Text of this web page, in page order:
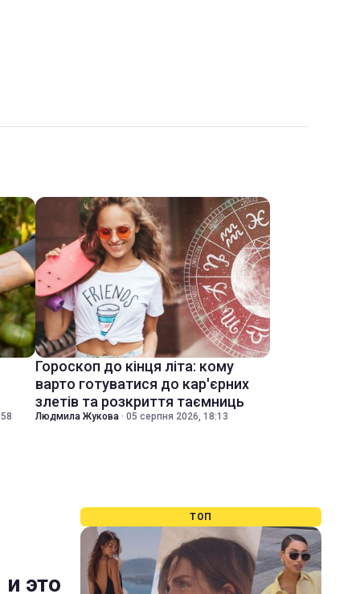
Гороскоп до кінця літа: кому
варто готуватися до кар'єрних
злетів та розкриття таємниць
Людмила Жукова · 05 серпня 2026, 18:13
это
ТОП